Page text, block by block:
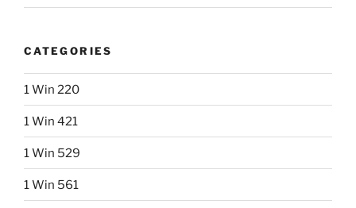
CATEGORIES
1 Win 220
1 Win 421
1 Win 529
1 Win 561